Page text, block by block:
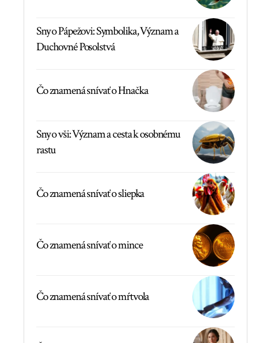
Sny o Pápežovi: Symbolika, Význam a
Duchovné Posolstvá
Čo znamená snívať o Hnačka
Sny o vši: Význam a cesta k osobnému
rastu
Čo znamená snívať o sliepka
Čo znamená snívať o mince
Čo znamená snívať o mŕtvola